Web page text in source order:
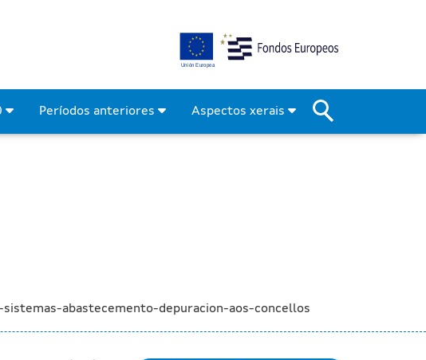
de abastecemento e
Períodos anteriores Aspectos xerais
abastecemento-depuracion-aos-concellos